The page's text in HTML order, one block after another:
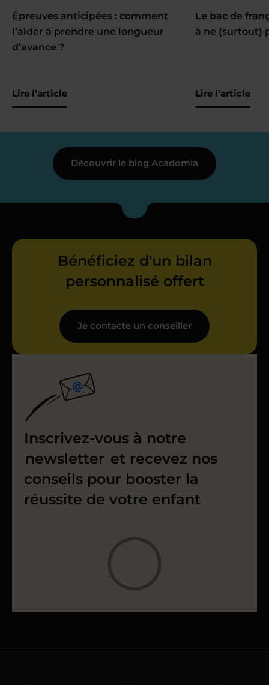
Épreuves anticipées : comment
l’aider à prendre une longueur
d’avance ?
Lire l’article
Le bac de
à ne (surtout)
Lire l’article
Découvrir le blog Acadomia
Bénéficiez d'un bilan
personnalisé offert
Je contacte un conseiller
Inscrivez-vous à notre
newsletter et recevez nos
conseils pour booster la
réussite de votre enfant